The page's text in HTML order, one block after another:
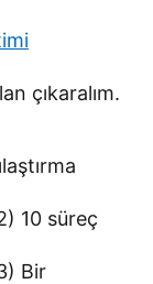
çıkaralım.
10 süreç
Bir